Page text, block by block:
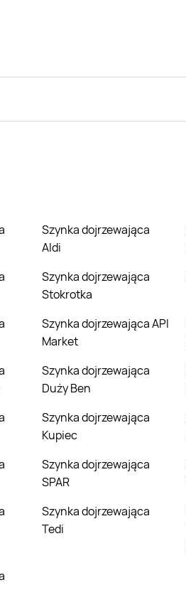
Szynka dojrzewająca
Aldi
Szynka dojrzewająca
Stokrotka
Szynka dojrzewająca API
Market
Szynka dojrzewająca
Duży Ben
Szynka dojrzewająca
Kupiec
Szynka dojrzewająca
SPAR
Szynka dojrzewająca
Tedi